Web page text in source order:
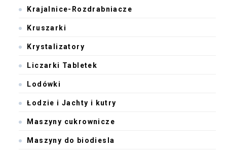
Krajalnice-Rozdrabniacze
Kruszarki
Krystalizatory
Liczarki Tabletek
Lodówki
Łodzie i Jachty i kutry
Maszyny cukrownicze
Maszyny do biodiesla